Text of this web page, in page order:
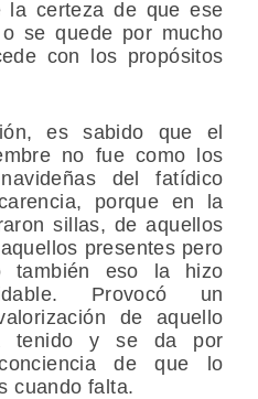
la certeza de que ese
se quede por mucho
con los propósitos
es sabido que el
no fue como los
del fatídico
porque en la
sillas, de aquellos
presentes pero
también eso la hizo
Provocó un
de aquello
tenido y se da por
de que lo
cuando falta.